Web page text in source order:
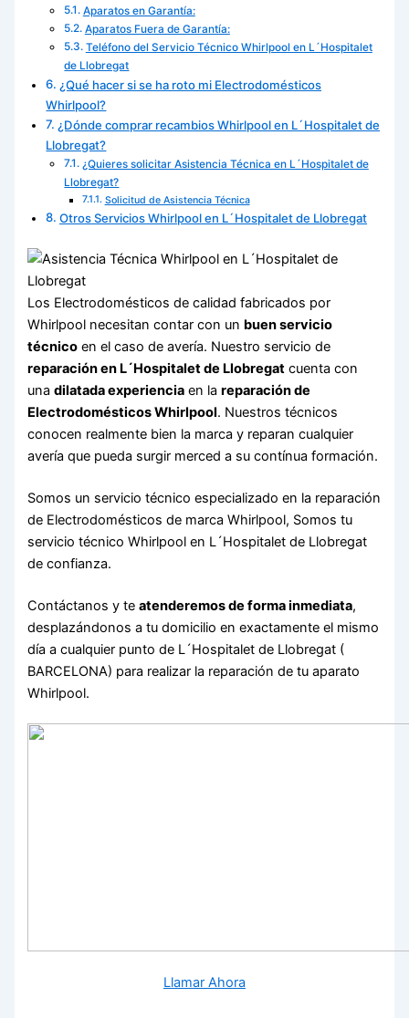
Aparatos en Garantía:
Aparatos Fuera de Garantía:
Teléfono del Servicio Técnico Whirlpool en L´Hospitalet
de Llobregat
¿Qué hacer si se ha roto mi Electrodomésticos
Whirlpool?
¿Dónde comprar recambios Whirlpool en L´Hospitalet de
Llobregat?
¿Quieres solicitar Asistencia Técnica en L´Hospitalet de
Llobregat?
Solicitud de Asistencia Técnica
Otros Servicios Whirlpool en L´Hospitalet de Llobregat
Los Electrodomésticos de calidad fabricados por
Whirlpool necesitan contar con un buen servicio
técnico en el caso de avería. Nuestro servicio de
reparación en L´Hospitalet de Llobregat cuenta con
unadilatada experiencia en lareparación de
Electrodomésticos Whirlpool. Nuestros técnicos
conocen realmente bien la marca y reparan cualquier
avería que pueda surgir merced a su contínua formación.
Somos un servicio técnico especializado en la reparación
de Electrodomésticos de marca Whirlpool, Somos tu
servicio técnico Whirlpool en L´Hospitalet de Llobregat
de confianza.
Contáctanos y teatenderemos de forma inmediata,
desplazándonos a tu domicilio en exactamente el mismo
día a cualquier punto de L´Hospitalet de Llobregat (
BARCELONA) para realizar la reparación de tu aparato
Whirlpool.
Llamar Ahora